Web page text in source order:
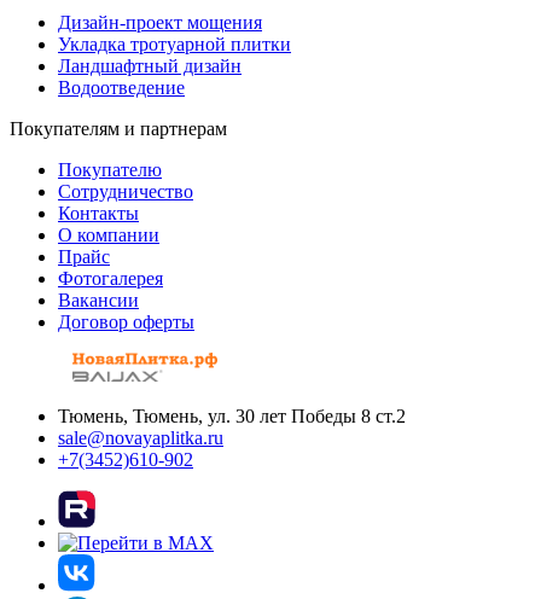
Дизайн-проект мощения
Укладка тротуарной плитки
Ландшафтный дизайн
Водоотведение
Покупателям и партнерам
Покупателю
Сотрудничество
Контакты
О компании
Прайс
Фотогалерея
Вакансии
Договор оферты
Тюмень, Тюмень, ул. 30 лет Победы 8 ст.2
sale@novayaplitka.ru
+7(3452)610-902